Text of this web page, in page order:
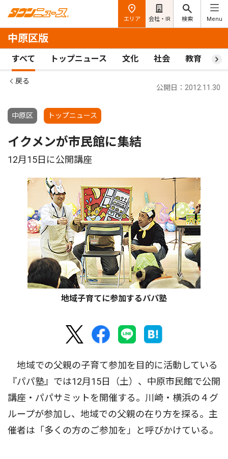
エリア 会社・IR 検索 Menu
中原区版
すべて トップニュース 文化 社会 教育 ス
戻る
中原区 トップニュース
公開日：2012.11.30
イクメンが市民館に集結
12月15日に公開講座
地域子育てに参加するパパ塾
地域での父親の子育て参加を目的に活動している
『パパ塾』では12月15日（土）、中原市民館で公開
講座・パパサミットを開催する。川崎・横浜の４グ
ループが参加し、地域での父親の在り方を探る。主
催者は「多くの方のご参加を」と呼びかけている。